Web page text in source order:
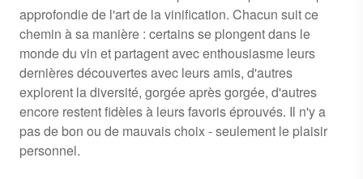
approfondie de l'art de la vinification. Chacun suit ce
chemin à sa manière : certains se plongent dans le
monde du vin et partagent avec enthousiasme leurs
dernières découvertes avec leurs amis, d'autres
explorent la diversité, gorgée après gorgée, d'autres
encore restent fidèles à leurs favoris éprouvés. Il n'y a
pas de bon ou de mauvais choix - seulement le plaisir
personnel.